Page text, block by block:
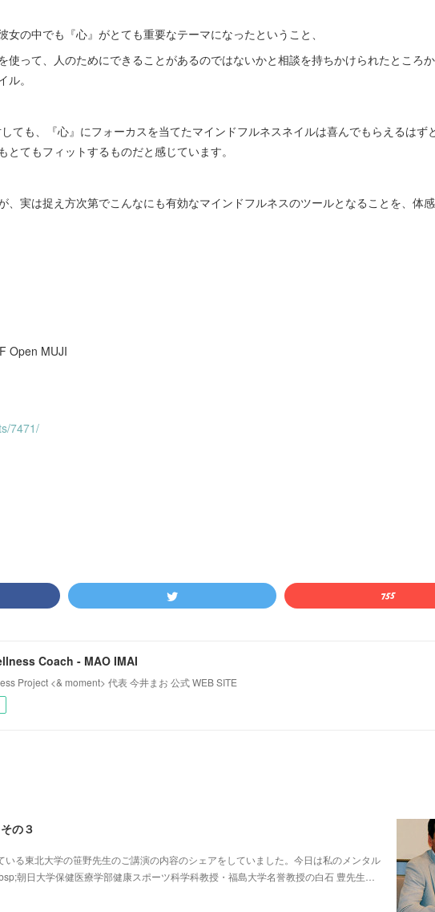
の中でも『心』がとても重要なテーマになったということ、
使って、人のためにできることがあるのではないかと相談を持ちかけられたところ
。
ても、『心』にフォーカスを当てたマインドフルネスネイルは喜んでもらえるはず
とてもフィットするものだと感じています。
、実は捉え方次第でこんなにも有効なマインドフルネスのツールとなることを、体
Open MUJI
7471/
Coach - MAO IMAI
Project <& moment> 代表 今井まお 公式 WEB SITE
の３
る東北大学の笹野先生のご講演の内容のシェアをしていました。今日は私のメンタル
朝日大学保健医療学部健康スポーツ科学科教授・福島大学名誉教授の白石 豊先生…